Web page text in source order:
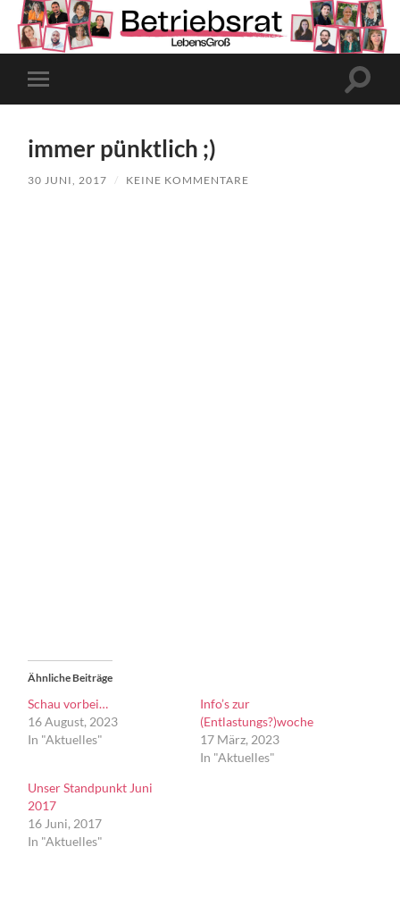
Mobile-
Menü
immer pünktlich ;)
30 JUNI, 2017 / KEINE KOMMENTARE
Ähnliche Beiträge
Schau vorbei…
16 August, 2023
In "Aktuelles"
Info’s zur
(Entlastungs?)woche
17 März, 2023
In "Aktuelles"
Unser Standpunkt Juni
2017
16 Juni, 2017
In "Aktuelles"